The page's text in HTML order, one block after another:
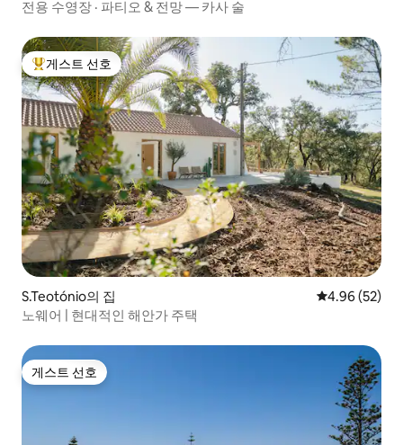
전용 수영장 · 파티오 & 전망 — 카사 술
상위 게스트 선호
게스트 선호
S.Teotónio의 집 평점 4.96점(5
4.96 (52)
노웨어 | 현대적인 해안가 주택
게스트 선호
게스트 선호